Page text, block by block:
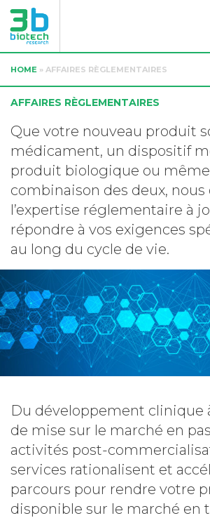
HOME » AFFAIRES RÈGLEMENTAIRES
AFFAIRES RÈGLEMENTAIRES
Que votre nouveau produit
médicament, un dispositif
produit biologique ou
combinaison des deux, nous
l’expertise réglementaire à
répondre à vos exigences
au long du cycle de vie.
Du développement clinique
de mise sur le marché en
activités post-
services rationalisent et
parcours pour rendre votre
disponible sur le marché en